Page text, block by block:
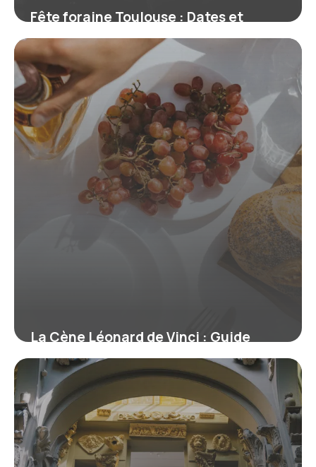
Fête foraine Toulouse : Dates et
attractions 2026
13 juillet 2026
La Cène Léonard de Vinci : Guide
visite Milan complet
12 juillet 2026